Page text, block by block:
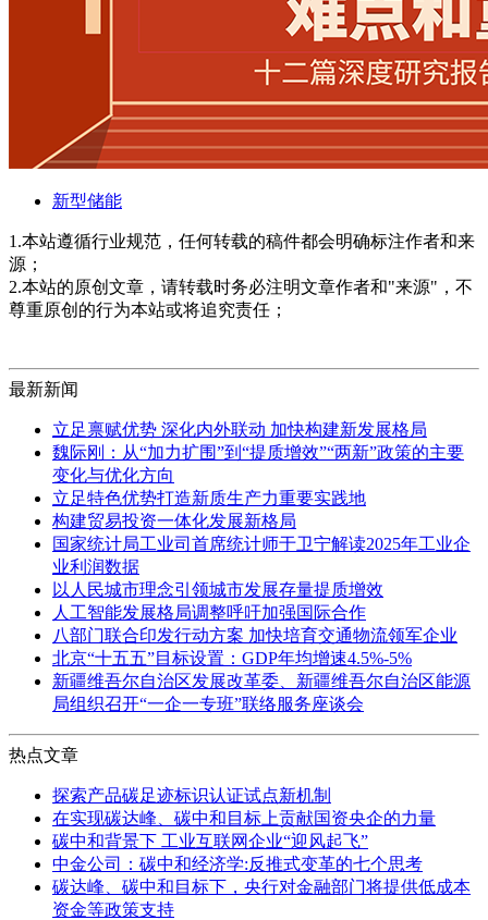
新型储能
1.本站遵循行业规范，任何转载的稿件都会明确标注作者和来
源；
2.本站的原创文章，请转载时务必注明文章作者和"来源"，不
尊重原创的行为本站或将追究责任；
最新新闻
立足禀赋优势 深化内外联动 加快构建新发展格局
魏际刚：从“加力扩围”到“提质增效”“两新”政策的主要
变化与优化方向
立足特色优势打造新质生产力重要实践地
构建贸易投资一体化发展新格局
国家统计局工业司首席统计师于卫宁解读2025年工业企
业利润数据
以人民城市理念引领城市发展存量提质增效
人工智能发展格局调整呼吁加强国际合作
八部门联合印发行动方案 加快培育交通物流领军企业
北京“十五五”目标设置：GDP年均增速4.5%-5%
新疆维吾尔自治区发展改革委、新疆维吾尔自治区能源
局组织召开“一企一专班”联络服务座谈会
热点文章
探索产品碳足迹标识认证试点新机制
在实现碳达峰、碳中和目标上贡献国资央企的力量
碳中和背景下 工业互联网企业“迎风起飞”
中金公司：碳中和经济学:反推式变革的七个思考
碳达峰、碳中和目标下，央行对金融部门将提供低成本
资金等政策支持